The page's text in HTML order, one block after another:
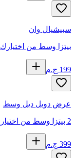
سبيشيال وان
بيتزا وسط من اختيارك
199 ج.م
عرض دوبل ديل وسط
2 بيتزا وسط من اختيارك + 2 مشروب من اختيارك
399 ج.م